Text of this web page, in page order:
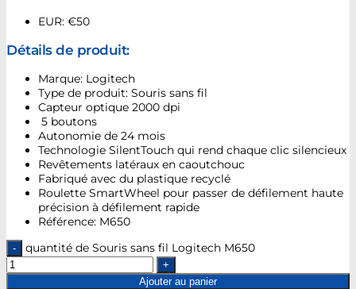
EUR: €50
Détails de produit:
Marque: Logitech
Type de produit: Souris sans fil
Capteur optique 2000 dpi
5 boutons
Autonomie de 24 mois
Technologie SilentTouch qui rend chaque clic silencieux
Revêtements latéraux en caoutchouc
Fabriqué avec du plastique recyclé
Roulette SmartWheel pour passer de défilement haute
précision à défilement rapide
Référence: M650
quantité de Souris sans fil Logitech M650
Ajouter au panier